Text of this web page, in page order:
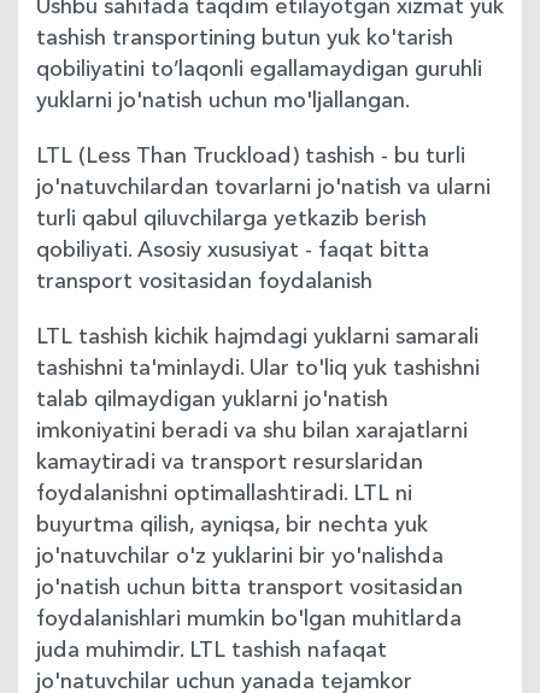
Ushbu sahifada taqdim etilayotgan xizmat yuk
tashish transportining butun yuk ko'tarish
qobiliyatini to’laqonli egallamaydigan guruhli
yuklarni jo'natish uchun mo'ljallangan.
LTL (Less Than Truckload) tashish - bu turli
jo'natuvchilardan tovarlarni jo'natish va ularni
turli qabul qiluvchilarga yetkazib berish
qobiliyati. Asosiy xususiyat - faqat bitta
transport vositasidan foydalanish
LTL tashish kichik hajmdagi yuklarni samarali
tashishni ta'minlaydi. Ular to'liq yuk tashishni
talab qilmaydigan yuklarni jo'natish
imkoniyatini beradi va shu bilan xarajatlarni
kamaytiradi va transport resurslaridan
foydalanishni optimallashtiradi. LTL ni
buyurtma qilish, ayniqsa, bir nechta yuk
jo'natuvchilar o'z yuklarini bir yo'nalishda
jo'natish uchun bitta transport vositasidan
foydalanishlari mumkin bo'lgan muhitlarda
juda muhimdir. LTL tashish nafaqat
jo'natuvchilar uchun yanada tejamkor